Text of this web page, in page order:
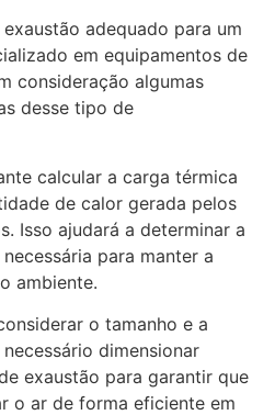
adequado para um
em equipamentos de
consideração algumas
desse tipo de
calcular a carga térmica
de calor gerada pelos
Isso ajudará a determinar a
para manter a
ambiente.
o tamanho e a
dimensionar
exaustão para garantir que
o ar de forma eficiente em